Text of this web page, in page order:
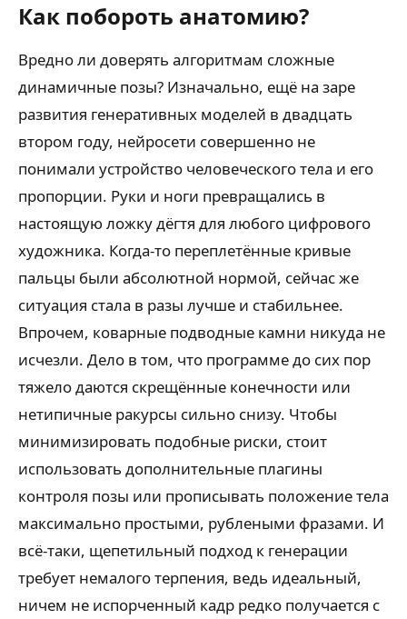
Как побороть анатомию?
Вредно ли доверять алгоритмам сложные
динамичные позы? Изначально, ещё на заре
развития генеративных моделей в двадцать
втором году, нейросети совершенно не
понимали устройство человеческого тела и его
пропорции. Руки и ноги превращались в
настоящую ложку дёгтя для любого цифрового
художника. Когда-то переплетённые кривые
пальцы были абсолютной нормой, сейчас же
ситуация стала в разы лучше и стабильнее.
Впрочем, коварные подводные камни никуда не
исчезли. Дело в том, что программе до сих пор
тяжело даются скрещённые конечности или
нетипичные ракурсы сильно снизу. Чтобы
минимизировать подобные риски, стоит
использовать дополнительные плагины
контроля позы или прописывать положение тела
максимально простыми, рублеными фразами. И
всё-таки, щепетильный подход к генерации
требует немалого терпения, ведь идеальный,
ничем не испорченный кадр редко получается с